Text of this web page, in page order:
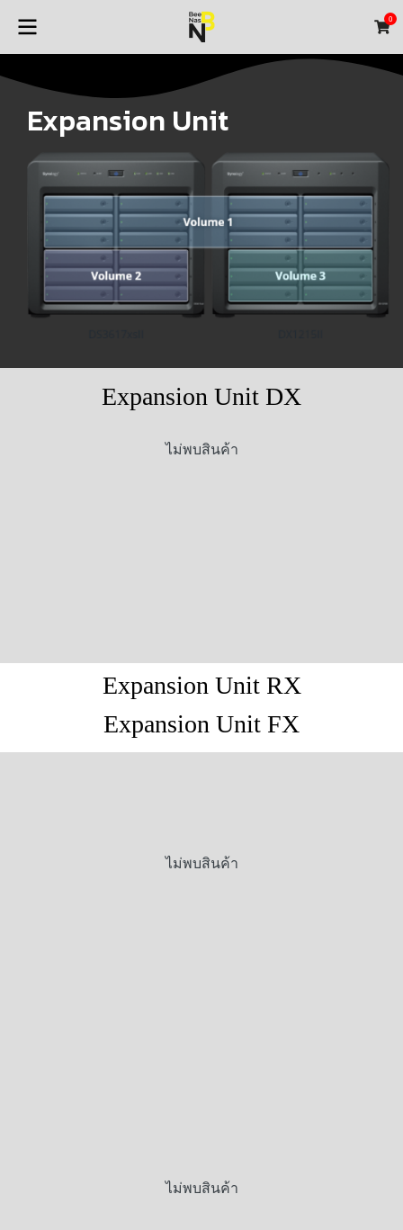
0
Expansion Unit
Expansion Unit DX
ไม่พบสินค้า
Expansion Unit RX
Expansion Unit FX
ไม่พบสินค้า
ไม่พบสินค้า